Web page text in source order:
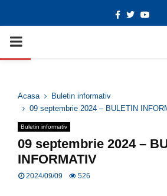
Deschide bara de unelte
Facebook
Twitter
PRIMARY
Acasa
Buletin informativ
09 septembrie 2024 – BULETIN
Buletin informativ
09 septembrie 2024 –
INFORMATIV
2024/09/09 526